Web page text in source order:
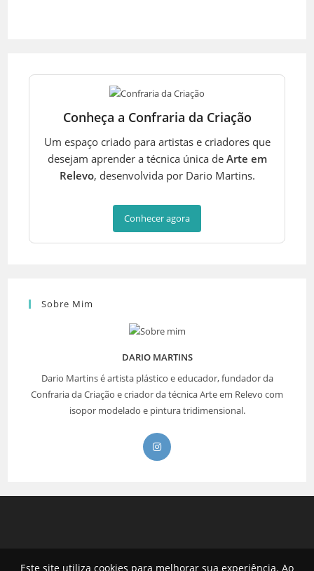
Conheça a Confraria da Criação
Um espaço criado para artistas e criadores que
desejam aprender a técnica única de Arte em
Relevo, desenvolvida por Dario Martins.
Conhecer agora
Sobre Mim
DARIO MARTINS
Dario Martins é artista plástico e educador, fundador da
Confraria da Criação e criador da técnica Arte em Relevo com
isopor modelado e pintura tridimensional.
Abre
nova
Este site utiliza cookies para melhorar sua experiência. Ao